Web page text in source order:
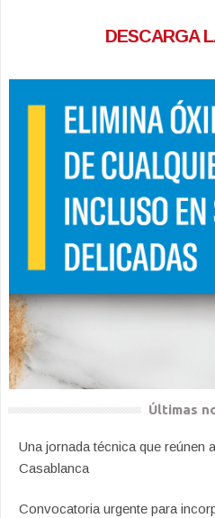
DESCARGA
Últimas
Una jornada técnica que reúnen
Casablanca
Convocatoria urgente para